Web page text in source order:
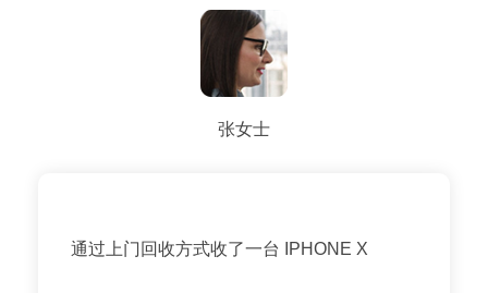
张女士
通过上门回收方式收了一台 IPHONE X